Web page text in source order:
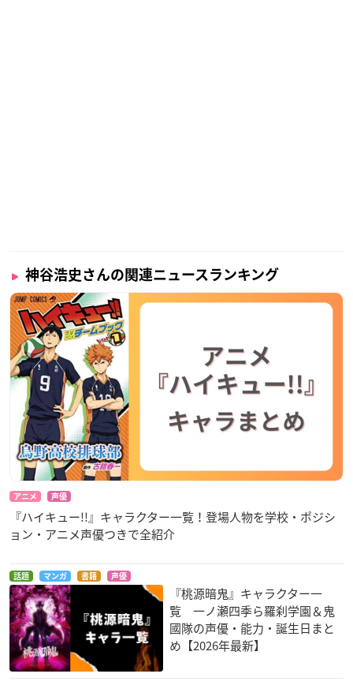
神谷浩史さんの関連ニュースランキング
アニメ 声優
『ハイキュー!!』キャラクター一覧！登場人物を学校・ポジシ
ョン・アニメ声優つきで全紹介
話題 マンガ 書籍 声優
『桃源暗鬼』キャラクター一
覧 一ノ瀬四季ら羅刹学園＆鬼
國隊の声優・能力・誕生日まと
め【2026年最新】